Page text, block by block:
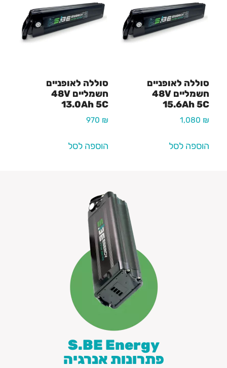
סוללה לאופניים
חשמליים 48V
15.6Ah 5C
1,080 ₪
הוספה לסל
סוללה לאופניים
חשמליים 48V
13.0Ah 5C
970 ₪
הוספה לסל
S.BE Energy
פתרונות אנרגיה